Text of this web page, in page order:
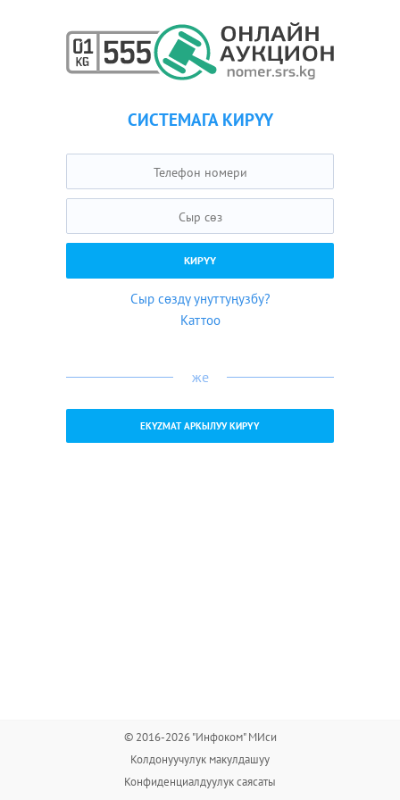
СИСТЕМАГА КИРҮҮ
Сыр сөздү унуттуңузбу?
Каттоо
же
EKYZMAT АРКЫЛУУ КИРҮҮ
© 2016-2026 "Инфоком" МИси
Колдонуучулук макулдашуу
Конфиденциалдуулук саясаты